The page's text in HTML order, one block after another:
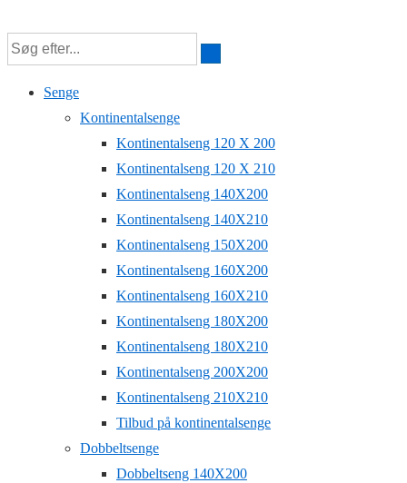
Hop
til
hovedindhold
Senge
Kontinentalsenge
Kontinentalseng 120 X 200
Kontinentalseng 120 X 210
Kontinentalseng 140X200
Kontinentalseng 140X210
Kontinentalseng 150X200
Kontinentalseng 160X200
Kontinentalseng 160X210
Kontinentalseng 180X200
Kontinentalseng 180X210
Kontinentalseng 200X200
Kontinentalseng 210X210
Tilbud på kontinentalsenge
Dobbeltsenge
Dobbeltseng 140X200